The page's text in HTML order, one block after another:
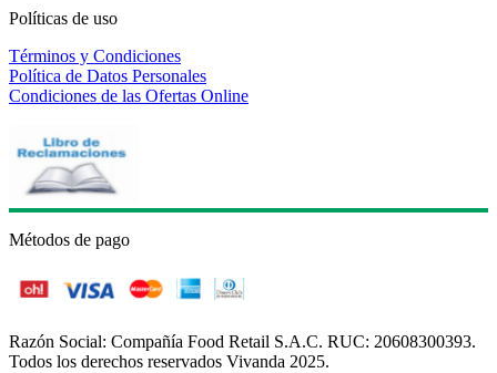
Políticas de uso
Términos y Condiciones
Política de Datos Personales
Condiciones de las Ofertas Online
Métodos de pago
Razón Social: Compañía Food Retail S.A.C. RUC: 20608300393.
Todos los derechos reservados Vivanda 2025.